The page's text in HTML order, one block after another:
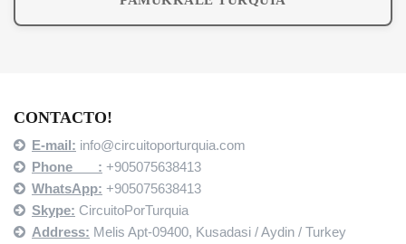
CONTACTO!
E-mail: info@circuitoporturquia.com
Phone : +905075638413
WhatsApp: +905075638413
Skype: CircuitoPorTurquia
Address: Melis Apt-09400, Kusadasi / Aydin / Turkey